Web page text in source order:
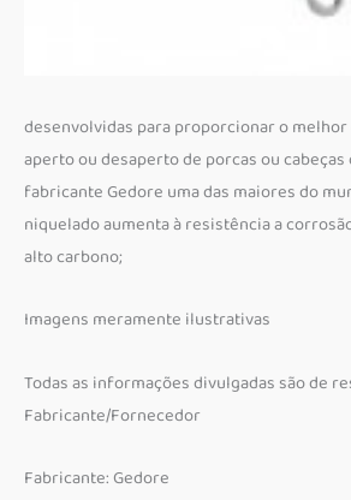
desenvolvidas para proporcionar o
aperto ou desaperto de porcas ou cabeças
fabricante Gedore uma das maiores do
niquelado aumenta à resistência a
alto carbono;
Imagens meramente ilustrativas
Todas as informações divulgadas são de
Fabricante/Fornecedor
Fabricante: Gedore